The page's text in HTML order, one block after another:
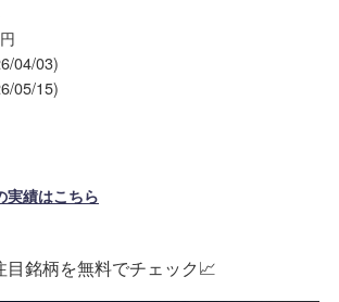
04/03)
05/15)
績はこちら
目銘柄を無料でチェック📈